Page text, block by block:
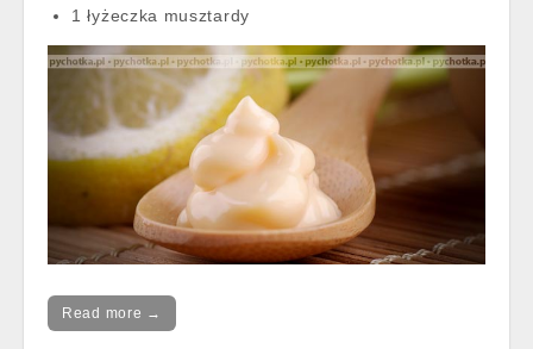
1 łyżeczka musztardy
Read more →